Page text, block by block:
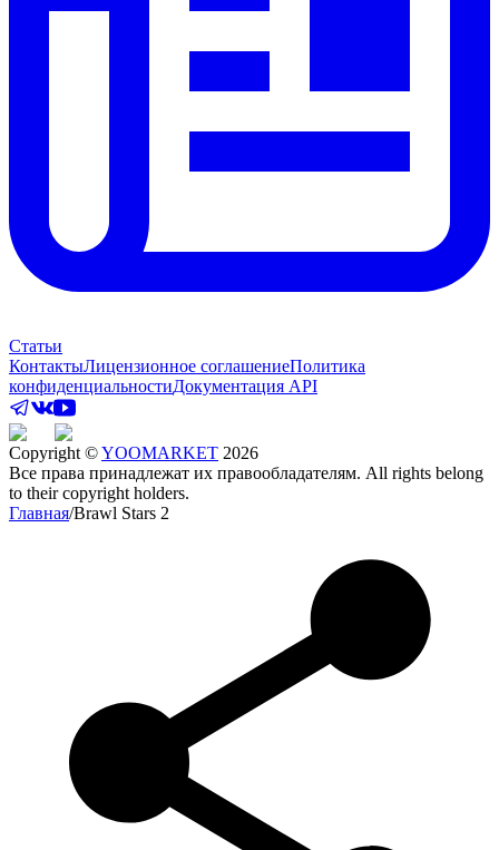
Статьи
КонтактыЛицензионное соглашениеПолитика
конфиденциальностиДокументация API
Copyright ©YOOMARKET 2026
Все права принадлежат их правообладателям. All rights belong
to their copyright holders.
Главная/Brawl Stars 2